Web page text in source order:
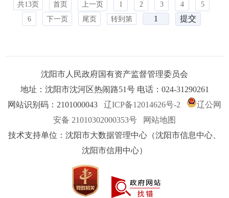
共13页 首页 上一页 1 2 3 4
5
6
下一页 尾页 转到第
沈阳市人民政府国有资产监督管理委员会
地址：沈阳市沈河区热闹路51号 电话：024-31290261
网站识别码：2101000043 辽ICP备12014626号-2
辽公网
安备 21010302000353号
网站地图
技术支持单位：沈阳市大数据管理中心（沈阳市信息中心、
沈阳市信用中心）